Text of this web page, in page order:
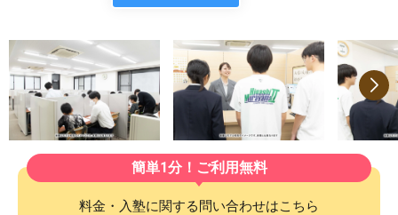
簡単1分！ご利用無料
料金・入塾に関する問い合わせはこちら